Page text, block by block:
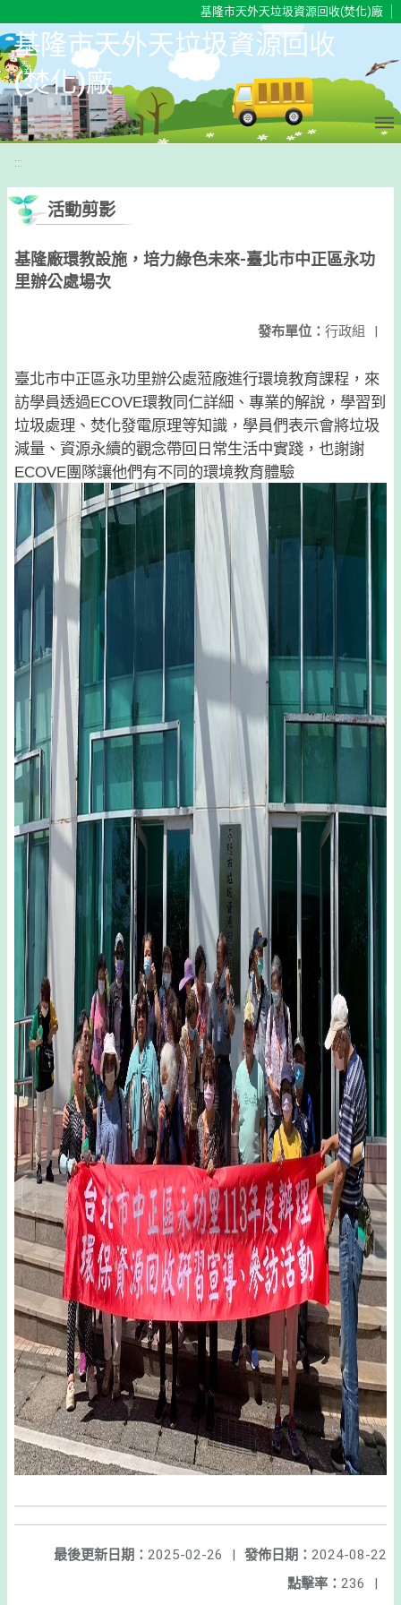
基隆市天外天垃圾資源回收(焚化)廠
基隆市天外天垃圾資源回收
(焚化)廠
:::
活動剪影
基隆廠環教設施，培力綠色未來-臺北市中正區永功
里辦公處場次
發布單位： 行政組 |
臺北市中正區永功里辦公處蒞廠進行環境教育課程，來
訪學員透過ECOVE環教同仁詳細、專業的解說，學習到
垃圾處理、焚化發電原理等知識，學員們表示會將垃圾
減量、資源永續的觀念帶回日常生活中實踐，也謝謝
ECOVE團隊讓他們有不同的環境教育體驗
發佈日期： 2024-08-22
最後更新日期： 2025-02-26
|
點擊率： 236 |